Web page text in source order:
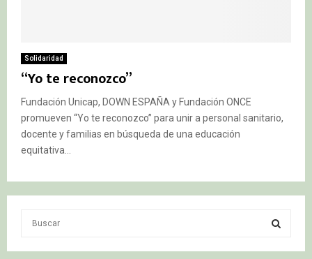
Solidaridad
“Yo te reconozco”
Fundación Unicap, DOWN ESPAÑA y Fundación ONCE
promueven “Yo te reconozco” para unir a personal sanitario,
docente y familias en búsqueda de una educación
equitativa...
S